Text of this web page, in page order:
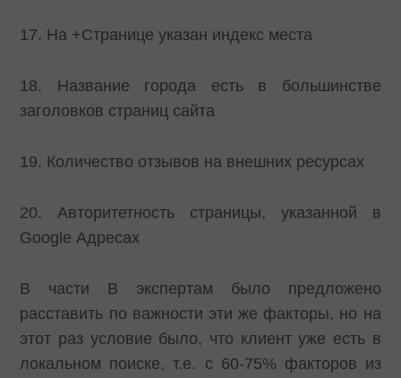
17. На +Странице указан индекс места
18. Название города есть в большинстве
заголовков страниц сайта
19. Количество отзывов на внешних ресурсах
20. Авторитетность страницы, указанной в
Google Адресах
В части В экспертам было предложено
расставить по важности эти же факторы, но на
этот раз условие было, что клиент уже есть в
локальном поиске, т.е. с 60-75% факторов из